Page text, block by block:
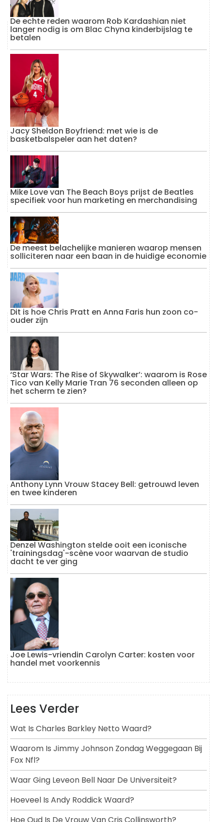
De echte reden waarom Rob Kardashian niet
langer nodig is om Blac Chyna kinderbijslag te
betalen
Jacy Sheldon Boyfriend: met wie is de
basketbalspeler aan het daten?
Mike Love van The Beach Boys prijst de Beatles
specifiek voor hun marketing en merchandising
De meest belachelijke manieren waarop mensen
solliciteren naar een baan in de huidige economie
Dit is hoe Chris Pratt en Anna Faris hun zoon co-
ouder zijn
‘Star Wars: The Rise of Skywalker’: waarom is Rose
Tico van Kelly Marie Tran 76 seconden alleen op
het scherm te zien?
Anthony Lynn Vrouw Stacey Bell: getrouwd leven
en twee kinderen
Denzel Washington stelde ooit een iconische
'trainingsdag'-scène voor waarvan de studio
dacht te ver ging
Joe Lewis-vriendin Carolyn Carter: kosten voor
handel met voorkennis
Lees Verder
Wat Is Charles Barkley Netto Waard?
Waarom Is Jimmy Johnson Zondag Weggegaan Bij
Fox Nfl?
Waar Ging Leveon Bell Naar De Universiteit?
Hoeveel Is Andy Roddick Waard?